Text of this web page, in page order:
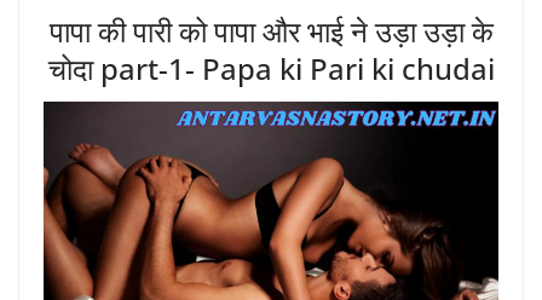
पापा की पारी को पापा और भाई ने उड़ा उड़ा के
चोदा part-1- Papa ki Pari ki chudai